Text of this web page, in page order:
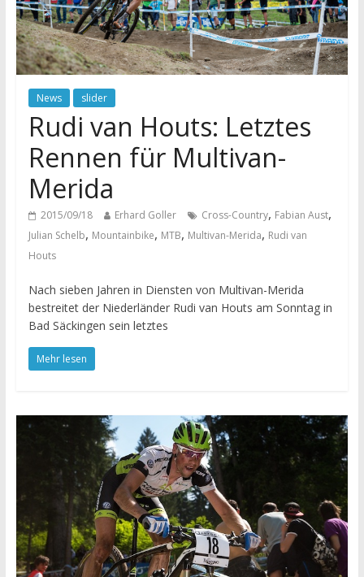
News slider
Rudi van Houts: Letztes
Rennen für Multivan-
Merida
2015/09/18 Erhard Goller Cross-Country, Fabian Aust,
Julian Schelb, Mountainbike, MTB, Multivan-Merida, Rudi van
Houts
Nach sieben Jahren in Diensten von Multivan-Merida
bestreitet der Niederländer Rudi van Houts am Sonntag in
Bad Säckingen sein letztes
Mehr lesen